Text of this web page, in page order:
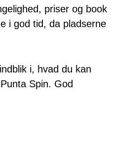
priser og book
i god tid, da pladserne
i, hvad du kan
Spin. God